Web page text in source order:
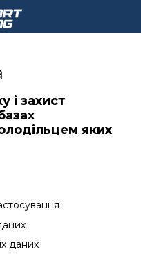
і захист
яких
даних